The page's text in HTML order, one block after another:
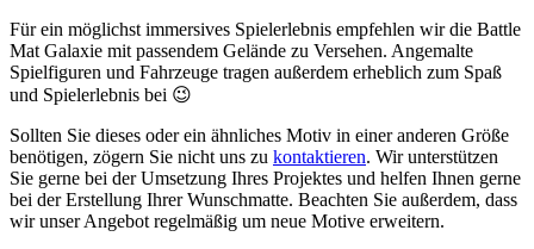
Für ein möglichst immersives Spielerlebnis empfehlen wir die Battle
Mat Galaxie mit passendem Gelände zu Versehen. Angemalte
Spielfiguren und Fahrzeuge tragen außerdem erheblich zum Spaß
und Spielerlebnis bei 😉
Sollten Sie dieses oder ein ähnliches Motiv in einer anderen Größe
benötigen, zögern Sie nicht uns zu kontaktieren. Wir unterstützen
Sie gerne bei der Umsetzung Ihres Projektes und helfen Ihnen gerne
bei der Erstellung Ihrer Wunschmatte. Beachten Sie außerdem, dass
wir unser Angebot regelmäßig um neue Motive erweitern.